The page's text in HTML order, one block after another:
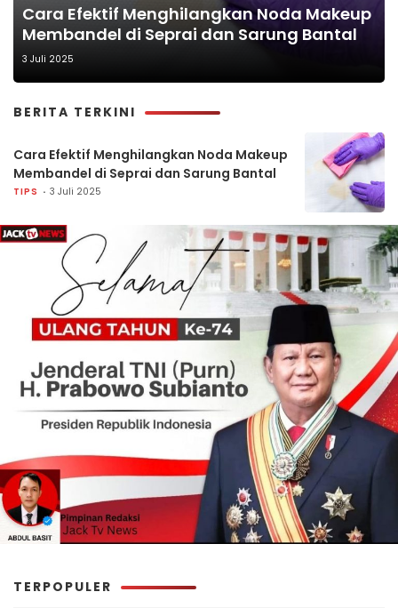
Cara Efektif Menghilangkan Noda Makeup
Membandel di Seprai dan Sarung Bantal
3 Juli 2025
BERITA TERKINI
Cara Efektif Menghilangkan Noda Makeup
Membandel di Seprai dan Sarung Bantal
TIPS 3 Juli 2025
TERPOPULER